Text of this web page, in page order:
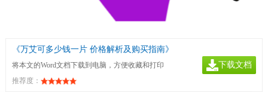
《万艾可多少钱一片 价格解析及购买指南》
将本文的Word文档下载到电脑，方便收藏和打印
推荐度：
下载文档